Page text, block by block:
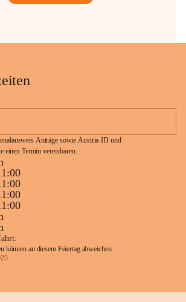
Anträge sowie Austria-ID und
einen Termin vereinbaren.
können an diesem Feiertag abweichen.